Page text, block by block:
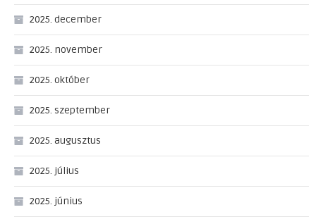
2025. december
2025. november
2025. október
2025. szeptember
2025. augusztus
2025. július
2025. június